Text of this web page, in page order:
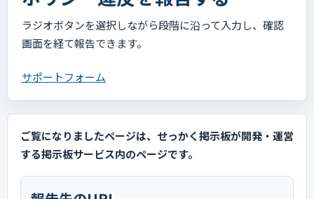
ラジオボタンを選択しながら段階に沿って入力し、確認
画面を経て報告できます。
サポートフォーム
ご覧になりましたページは、せっかく掲示板が開発・運営
する掲示板サービス内のページです。